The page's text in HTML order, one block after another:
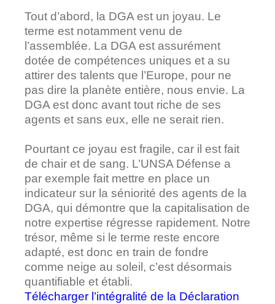
Tout d’abord, la DGA est un joyau. Le
terme est notamment venu de
l’assemblée. La DGA est assurément
dotée de compétences uniques et a su
attirer des talents que l’Europe, pour ne
pas dire la planète entière, nous envie. La
DGA est donc avant tout riche de ses
agents et sans eux, elle ne serait rien.
Pourtant ce joyau est fragile, car il est fait
de chair et de sang. L’UNSA Défense a
par exemple fait mettre en place un
indicateur sur la séniorité des agents de la
DGA, qui démontre que la capitalisation de
notre expertise régresse rapidement. Notre
trésor, même si le terme reste encore
adapté, est donc en train de fondre
comme neige au soleil, c’est désormais
quantifiable et établi.
Télécharger l’intégralité de la Déclaration